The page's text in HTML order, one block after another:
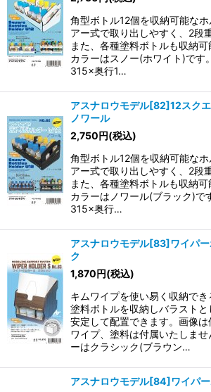
角型ボトル12個を収納可能な
アー式で取り出しやすく、2段
また、各種塗料ボトルも収納
カラーはスノー(ホワイト)です
315×奥行1…
アスナロウモデル[82]12スク
ノワール
2,750円(税込)
角型ボトル12個を収納可能な
アー式で取り出しやすく、2段
また、各種塗料ボトルも収納
カラーはノワール(ブラック)で
315×奥行…
アスナロウモデル[83]ワイパ
ク
1,870円(税込)
キムワイプを使い易く収納でき
塗料ボトルを収納しバラストと
安定して配置できます。画像
ワイプ、塗料は付属いたしま
ーはクラシック(ブラウン…
アスナロウモデル[84]ワイパ